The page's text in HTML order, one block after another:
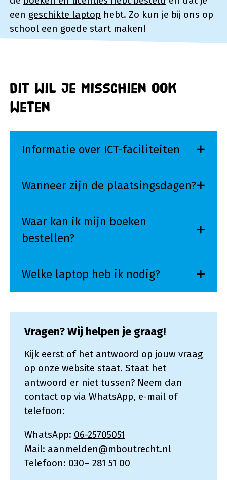
een geschikte laptop hebt. Zo kun je bij ons op
school een goede start maken!
Dit wil je misschien ook
weten
Informatie over ICT-faciliteiten
Wanneer zijn de plaatsingsdagen?
Waar kan ik mijn boeken
bestellen?
Welke laptop heb ik nodig?
Vragen? Wij helpen je graag!
Kijk eerst of het antwoord op jouw vraag
op onze website staat. Staat het
antwoord er niet tussen? Neem dan
contact op via WhatsApp, e-mail of
telefoon:
WhatsApp: 06-25705051
Mail: aanmelden@mboutrecht.nl
Telefoon: 030– 281 51 00